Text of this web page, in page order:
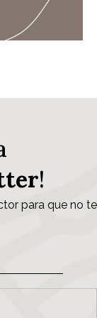
!
para que no te